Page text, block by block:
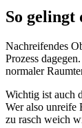
So gelingt
Nachreifendes
Prozess
normaler
Wichtig ist auch
Wer also unreife
zu rasch weich